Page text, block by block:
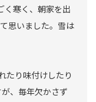
く寒く、朝家を出
思いました。雪は
たり味付けしたり
、毎年欠かさず